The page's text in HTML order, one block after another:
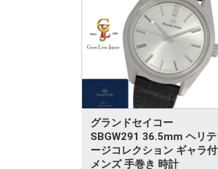
グランドセイコー
SBGW291 36.5mm ヘリテ
ージコレクション ギャラ付
メンズ 手巻き 時計